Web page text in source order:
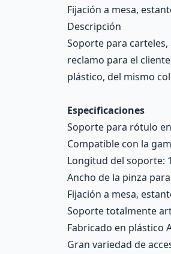
Fijación a mesa,
Descripción
Soporte para
reclamo para el
plástico, del mismo
Especificaciones
Soporte para rótulo
Compatible con la
Longitud del soporte:
Ancho de la pinza
Fijación a mesa,
Soporte totalmente
Fabricado en plástico
Gran variedad de